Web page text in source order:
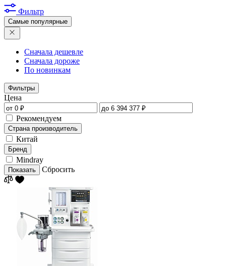
Фильтр
Самые популярные
Сначала дешевле
Сначала дороже
По новинкам
Фильтры
Цена
Рекомендуем
Страна производитель
Китай
Бренд
Mindray
Показать Сбросить